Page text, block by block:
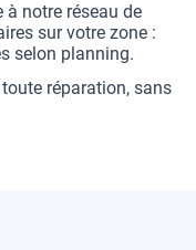
à notre réseau de
sur votre zone :
selon planning.
réparation, sans